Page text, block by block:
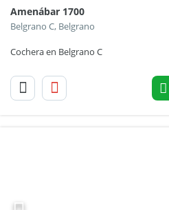
Amenábar 1700
Belgrano C, Belgrano
Cochera en Belgrano C